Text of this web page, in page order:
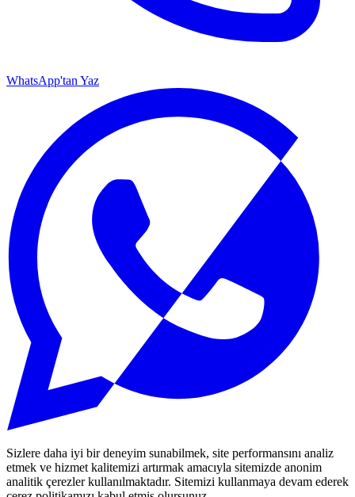
WhatsApp'tan Yaz
Sizlere daha iyi bir deneyim sunabilmek, site performansını analiz
etmek ve hizmet kalitemizi artırmak amacıyla sitemizde anonim
analitik çerezler kullanılmaktadır. Sitemizi kullanmaya devam ederek